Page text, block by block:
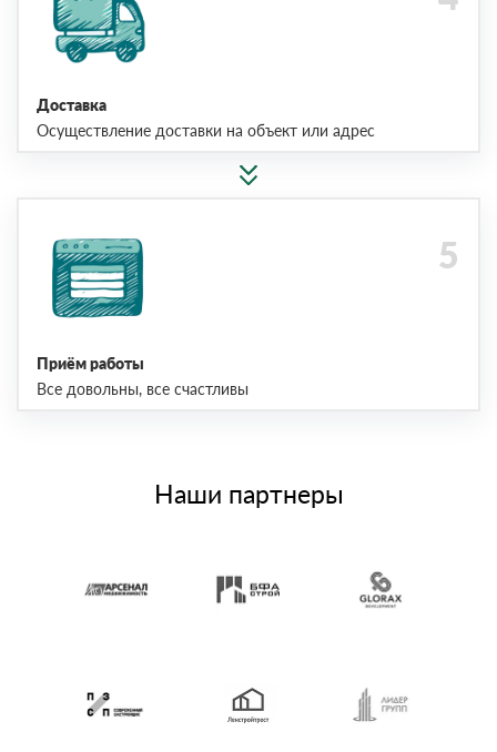
Доставка
Осуществление доставки на объект или адрес
Приём работы
Все довольны, все счастливы
Наши партнеры